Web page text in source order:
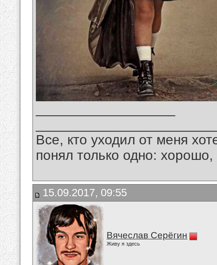
Все, кто уходил от меня
понял только одно:
15.09.2017, 09:55
Вячеслав Серёгин
Живу я здесь